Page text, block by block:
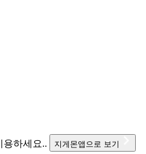
용하세요.. 지게몬앱으로 보기